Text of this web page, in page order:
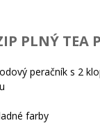
PLNÝ TEA
peračník s 2
farby